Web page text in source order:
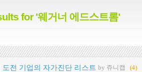
for '웨거너 에드스트롬'
도전 기업의 자가진단 리스트 by 쥬니캡 (4)